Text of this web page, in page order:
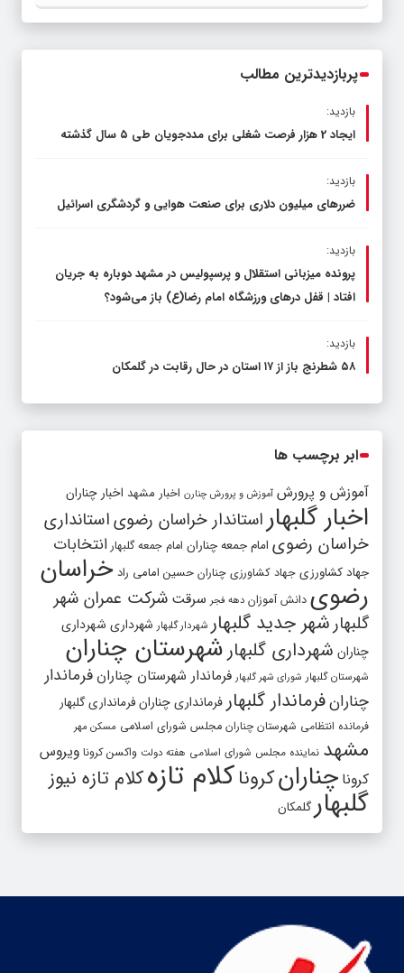
قاچاق سوخت و عوامل اصلی ناترازی را
پربازدیدترین مطالب
بازدید:
ایجاد 2 هزار فرصت شغلی برای مددجویان طی ۵ سال گذشته
بازدید:
ضررهای میلیون دلاری برای صنعت هوایی و گردشگری اسرائیل
بازدید:
پرونده میزبانی استقلال و پرسپولیس در مشهد دوباره به جریان
افتاد | قفل در‌های ورزشگاه امام رضا(ع) باز می‌شود؟
بازدید:
۵۸ شطرنج‌ باز از ۱۷ استان در حال رقابت در گلمکان
ابر برچسب ها
آموزش و پرورش آموزش و پرورش چنارن اخبار مشهد اخبار چناران
اخبار گلبهار استاندار خراسان رضویاستانداری
خراسان رضوی امام جمعه چناران امام جمعه گلبهار انتخابات
جهاد کشاورزی جهاد کشاورزی چناران حسین امامی راد خراسان
رضوی دانش آموزان دهه فجر سرقت شرکت عمران شهر
گلبهار شهر جدید گلبهار شهردار گلبهار شهرداری شهرداری
چناران شهرداری گلبهار شهرستان چناران
شهرستان گلبهار شورای شهر گلبهار فرماندار شهرستان چناران فرماندار
چنارانفرماندار گلبهار فرمانداری چنارانفرمانداری گلبهار
فرمانده انتظامی شهرستان چناران مجلس شورای اسلامی مسکن مهر
مشهد نماینده مجلس شورای اسلامی هفته دولت واکسن کرونا ویروس
کرونا چنارانکروناکلام تازهکلام تازه نیوز
گلبهار گلمکان